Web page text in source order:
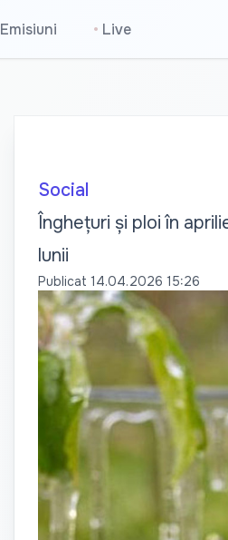
Emisiuni • Live
Social
Înghețuri și ploi în
lunii
Publicat 14.04.2026 15:26